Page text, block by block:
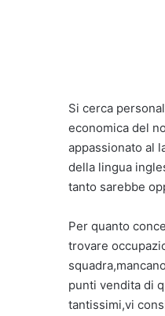
Si cerca
economica del
appassionato al
della lingua
tanto sarebbe
Per quanto
trovare
punti vendita di
tantissimi,vi